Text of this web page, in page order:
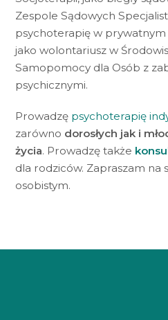
Zespole Sądowych
psychoterapię w prywatnym
jako wolontariusz w
Samopomocy dla Osób z
psychicznymi.
Prowadzę psychoterapię
zarówno dorosłych jak i
życia. Prowadzę także
dla rodziców. Zapraszam na
osobistym.